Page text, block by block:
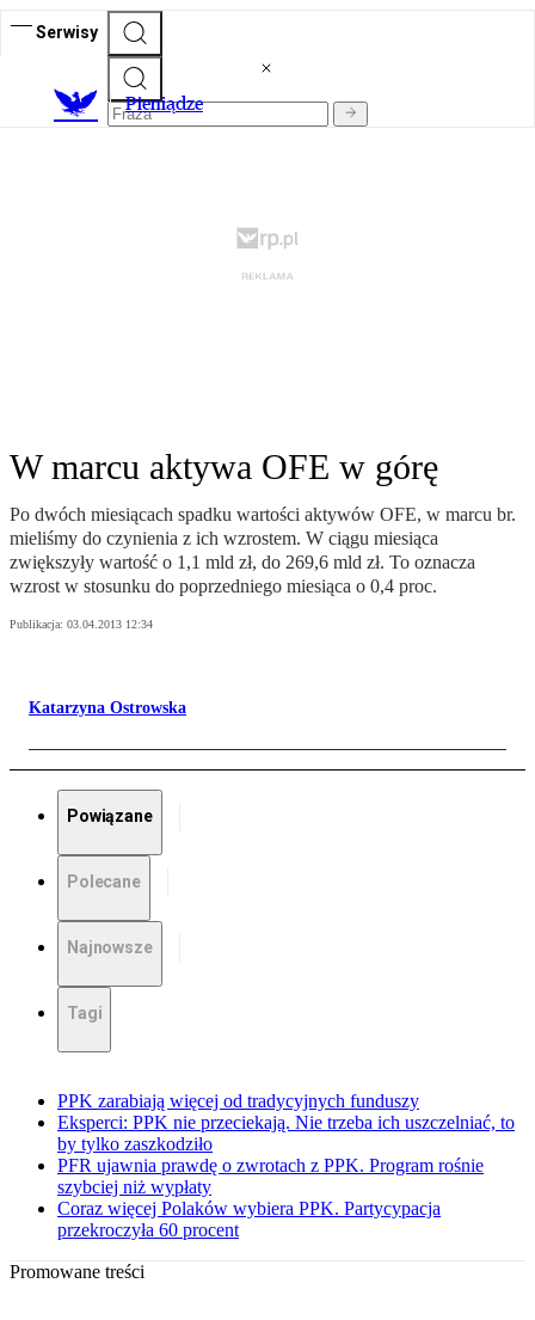
Serwisy
Pieniądze
W marcu aktywa OFE w górę
Po dwóch miesiącach spadku wartości aktywów OFE, w marcu br.
mieliśmy do czynienia z ich wzrostem. W ciągu miesiąca
zwiększyły wartość o 1,1 mld zł, do 269,6 mld zł. To oznacza
wzrost w stosunku do poprzedniego miesiąca o 0,4 proc.
Publikacja: 03.04.2013 12:34
Katarzyna Ostrowska
Powiązane
Polecane
Najnowsze
Tagi
PPK zarabiają więcej od tradycyjnych funduszy
Eksperci: PPK nie przeciekają. Nie trzeba ich uszczelniać, to
by tylko zaszkodziło
PFR ujawnia prawdę o zwrotach z PPK. Program rośnie
szybciej niż wypłaty
Coraz więcej Polaków wybiera PPK. Partycypacja
przekroczyła 60 procent
Promowane treści